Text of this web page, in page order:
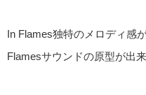
In Flames独特のメロディ感
Flamesサウンドの原型が出